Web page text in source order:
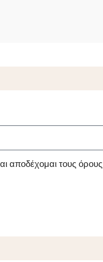
αποδέχομαι τους όρους